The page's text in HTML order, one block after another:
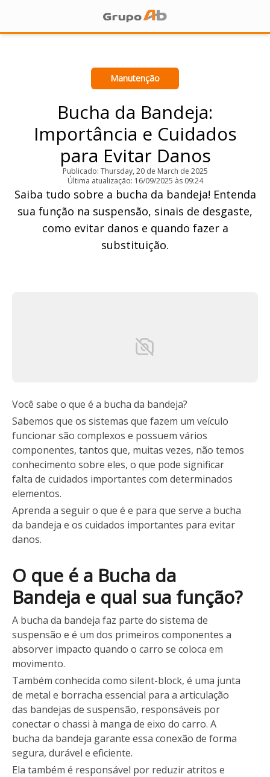
Manutenção
Bucha da Bandeja:
Importância e Cuidados
para Evitar Danos
Publicado: Thursday, 20 de March de 2025
Última atualização: 16/09/2025 às 09:24
Saiba tudo sobre a bucha da bandeja! Entenda
sua função na suspensão, sinais de desgaste,
como evitar danos e quando fazer a
substituição.
Você sabe o que é a bucha da bandeja?
Sabemos que os sistemas que fazem um veículo
funcionar são complexos e possuem vários
componentes, tantos que, muitas vezes, não temos
conhecimento sobre eles, o que pode significar
falta de cuidados importantes com determinados
elementos.
Aprenda a seguir o que é e para que serve a bucha
da bandeja e os cuidados importantes para evitar
danos.
O que é a Bucha da
Bandeja e qual sua função?
A bucha da bandeja faz parte do sistema de
suspensão e é um dos primeiros componentes a
absorver impacto quando o carro se coloca em
movimento.
Também conhecida como silent-block, é uma junta
de metal e borracha essencial para a articulação
das bandejas de suspensão, responsáveis por
conectar o chassi à manga de eixo do carro. A
bucha da bandeja garante essa conexão de forma
segura, durável e eficiente.
Ela também é responsável por reduzir atritos e